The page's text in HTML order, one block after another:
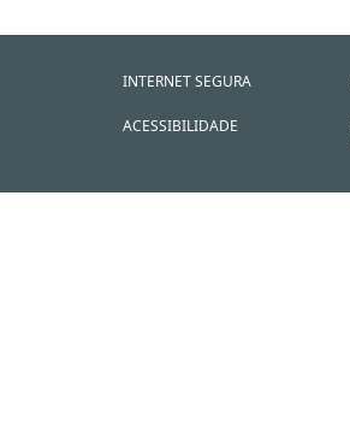
INTERNET SEGURA
ACESSIBILIDADE